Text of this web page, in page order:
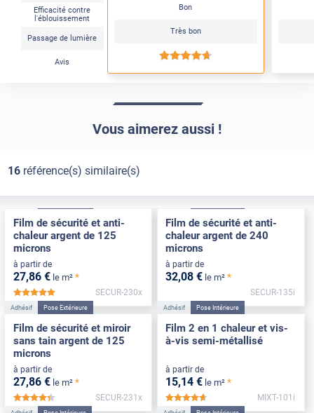
Efficacité contre
l'éblouissement
Passage de lumière
Avis
Bon
Très bon
*****
Vous aimerez aussi !
16référence(s) similaire(s)
Film de sécurité et anti-
chaleur argent de 125
microns
à partir de
27,86 € le m² *
*****
SECUR-230x
Film de sécurité et anti-
chaleur argent de 240
microns
à partir de
32,08 € le m² *
SECUR-135i
Adhésif Pose Extérieure
Film de sécurité et miroir
sans tain argent de 125
microns
à partir de
27,86 € le m² *
*****
SECUR-231x
Adhésif Pose Intérieure
Film 2 en 1 chaleur et vis-
à-vis semi-métallisé
à partir de
15,14 € le m² *
*****
MIXT-101i